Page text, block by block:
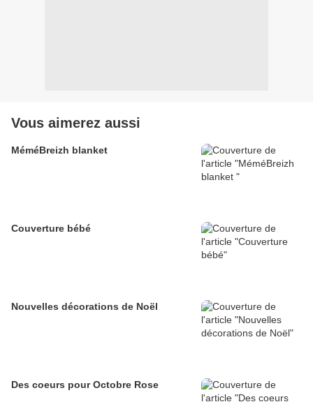
Vous aimerez aussi
MéméBreizh blanket
Couverture bébé
Nouvelles décorations de Noël
Des coeurs pour Octobre Rose